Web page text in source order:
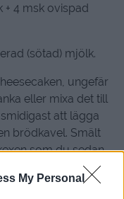
My Personal
+ 4 msk ovispad
(sötad) mjölk.
ungefär
eller mixa det till
att lägga
brödkavel. Smält
som du sedan
avtagbara kanter.
för jag tycker att